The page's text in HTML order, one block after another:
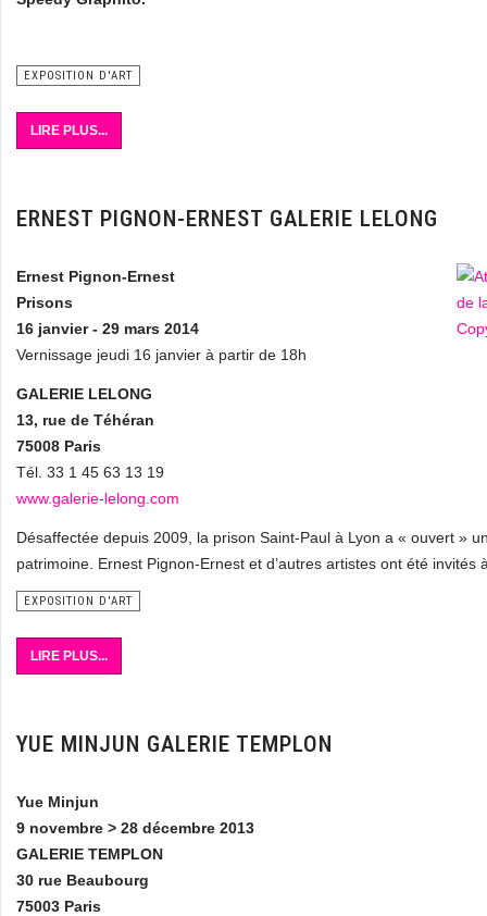
EXPOSITION D'ART
LIRE PLUS...
ERNEST PIGNON-ERNEST GALERIE LELONG
Ernest Pignon-Ernest
Prisons
16 janvier - 29 mars 2014
Vernissage jeudi 16 janvier à partir de 18h
GALERIE LELONG
13, rue de Téhéran
75008 Paris
Tél. 33 1 45 63 13 19
www.galerie-lelong.com
Désaffectée depuis 2009, la prison Saint-Paul à Lyon a « ouvert »
patrimoine. Ernest Pignon-Ernest et d’autres artistes ont été invités
EXPOSITION D'ART
LIRE PLUS...
YUE MINJUN GALERIE TEMPLON
Yue Minjun
9 novembre > 28 décembre 2013
GALERIE TEMPLON
30 rue Beaubourg
75003 Paris